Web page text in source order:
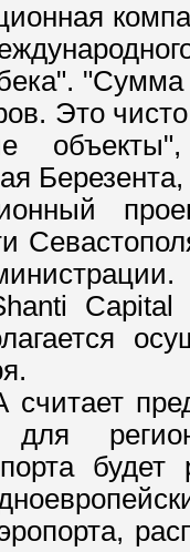
"Сумма
Это
будет